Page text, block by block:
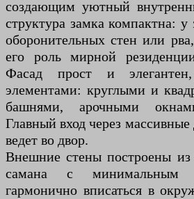
создающим уютный
структура замка компактна:
оборонительных стен или
его роль мирной
Фасад прост и
элементами: круглыми и
башнями, арочными
Главный вход через массивные
ведет во двор.
Внешние стены построены
самана с минимальным
гармонично вписаться в